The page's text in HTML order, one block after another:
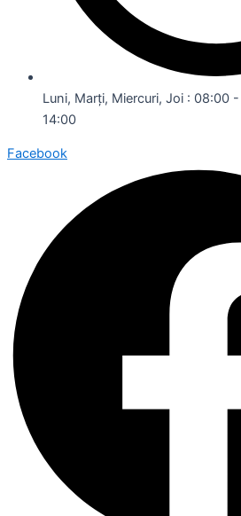
Luni, Marți, Miercuri, Joi : 08:00
14:00
Facebook